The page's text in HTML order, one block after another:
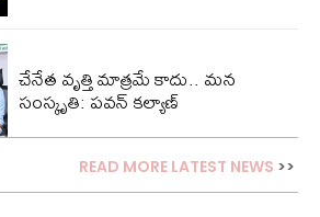
చేనేత వృత్తి మాత్రమే కాదు.. మన
సంస్కృతి: పవన్ కల్యాణ్
READ MORE LATEST NEWS >>